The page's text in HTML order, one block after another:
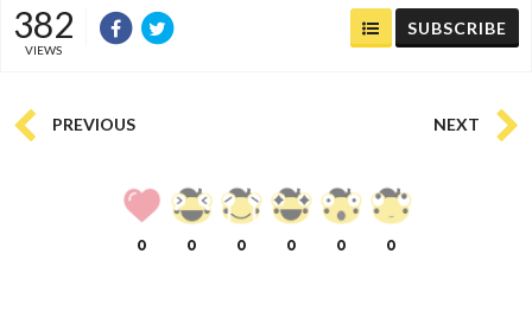
382
VIEWS
SUBSCRIBE
PREVIOUS NEXT
0 0 0 0 0 0